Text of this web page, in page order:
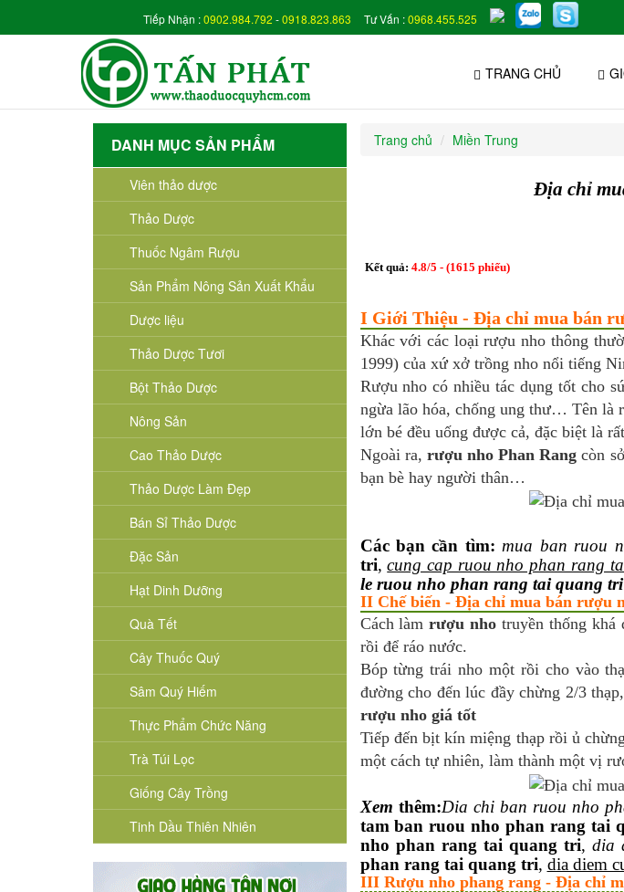
Tiếp Nhận :0902.984.792 -0918.823.863 Tư Vấn :0968.455.525
TRANG CHỦ
DANH MỤC SẢN PHẨM
Viên thảo dược
Thảo Dược
Thuốc Ngâm Rượu
Sản Phẩm Nông Sản Xuất Khẩu
Dược liệu
Thảo Dược Tươi
Bột Thảo Dược
Nông Sản
Cao Thảo Dược
Thảo Dược Làm Đẹp
Bán Sỉ Thảo Dược
Đặc Sản
Hạt Dinh Dưỡng
Quà Tết
Cây Thuốc Quý
Sâm Quý Hiếm
Thực Phẩm Chức Năng
Trà Túi Lọc
Giống Cây Trồng
Tinh Dầu Thiên Nhiên
Trang chủ Miền Trung
Địa chỉ
Kết quả: 4.8/5 - (1615 phiếu)
I Giới Thiệu - Địa chỉ mua bán
Khác với các loại rượu nho thông
1999) của xứ xở trồng nho nổi tiếng
Rượu nho có nhiều tác dụng tốt cho
ngừa lão hóa, chống ung thư… Tên là
lớn bé đều uống được cả, đặc biệt là
Ngoài ra, rượu nho Phan Rang còn
bạn bè hay người thân…
Các bạn cần tìm: mua ban ruou
tri,cung cap ruou nho phan rang
le ruou nho phan rang tai quang tri
II Chế biến - Địa chỉ mua bán rượu
Cách làmrượu nho truyền thống khá
rồi để ráo nước.
Bóp từng trái nho một rồi cho vào
đường cho đến lúc đầy chừng 2/3
rượu nho giá tốt
Tiếp đến bịt kín miệng thạp rồi ủ
một cách tự nhiên, làm thành một vị
Xem thêm:Dia chi ban ruou nho
tam ban ruou nho phan rang tai
nho phan rang tai quang tri, dia
phan rang tai quang tri, dia diem
III Rượu nho phang rang - Địa chỉ